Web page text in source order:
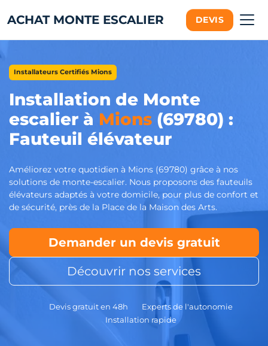
ACHAT MONTE ESCALIER DEVIS
Installateurs Certifiés Mions
Installation de Monte
escalier à Mions (69780) :
Fauteuil élévateur
Améliorez votre quotidien à Mions (69780) grâce à nos
solutions de monte-escalier. Nous proposons des fauteuils
élévateurs adaptés à votre domicile, pour plus de confort et
de sécurité, près de la Place de la Maison des Arts.
Demander un devis gratuit
Découvrir nos services
Devis gratuit en 48h
Experts de l'autonomie
Installation rapide